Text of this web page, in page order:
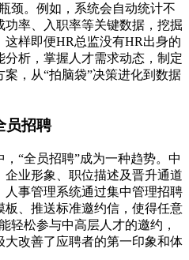
颈。例如，系统会自动统计不
率、入职率等关键数据，挖掘
样即便HR总监没有HR出身的
析，掌握人才需求动态，制定
，从“拍脑袋”决策进化到数据
员招聘
“全员招聘”成为一种趋势。中
业形象、职位描述及晋升通道
事管理系统通过集中管理招聘
、推送标准邀约信，使得任意
轻松参与中高层人才的邀约，
改善了应聘者的第一印象和体